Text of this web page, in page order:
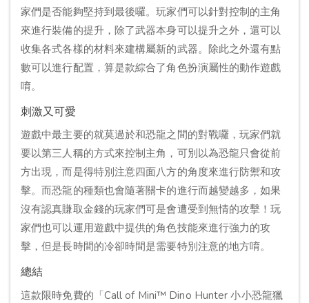
家們是否能夠堅持到最後囉。玩家們可以針對控制的主角
來進行裝備的提升，除了武器本身可以提升之外，還可以
收集各式各樣的材料來建構屬新的武器。除此之外還有點
數可以進行配置，算是款綜合了角色扮演屬性的動作遊戲
唷。
刺激又可愛
遊戲中最主要的就莫過於和恐龍之間的對戰囉，玩家們就
要以第三人稱的方式來控制主角，可別以為恐龍只會從前
方出現，而是得特別注意四面八方的角度來進行防禦和攻
擊。而恐龍的種類也會隨著關卡的進行而越變越多，如果
沒有認真賺取金錢的玩家們可是會遭受到無情的攻擊！玩
家們也可以運用遊戲中提供的角色技能來進行強力的攻
擊，但是長時間的冷卻時間是需要特別注意的地方唷。
總結
這款限時免費的「Call of Mini™ Dino Hunter 小小恐龍獵